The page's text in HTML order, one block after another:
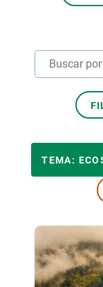
TEMAS
LIDERADO POR
TEMA: